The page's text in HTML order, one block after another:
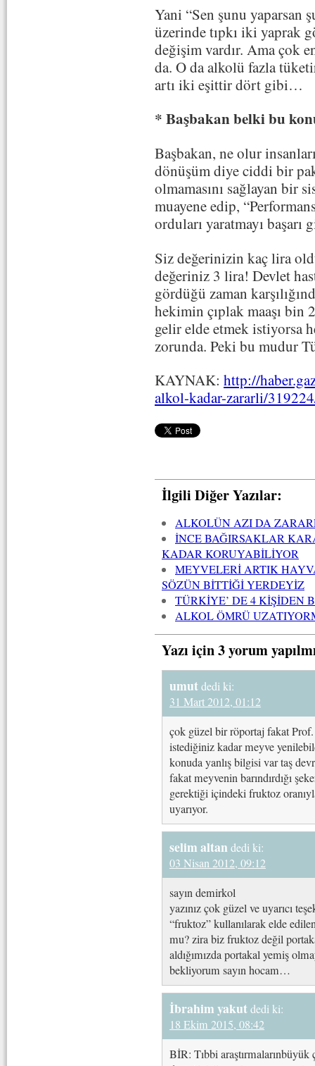
Yani “Sen şunu yaparsan
üzerinde tıpkı iki yaprak
değişim vardır. Ama çok
da. O da alkolü fazla
artı iki eşittir dört gibi…
* Başbakan belki bu
Başbakan, ne olur
dönüşüm diye ciddi bir
olmamasını sağlayan bir
muayene edip,
orduları yaratmayı başarı
Siz değerinizin kaç lira
değeriniz 3 lira! Devlet
gördüğü zaman
hekimin çıplak maaşı
gelir elde etmek istiyorsa
zorunda. Peki bu mudur
KAYNAK: http://
alkol-kadar-zararli/
İlgili Diğer Yazılar:
ALKOLÜN AZI DA
İNCE BAĞIRSAKLAR
KADAR KORUYABİLİYOR
MEYVELERİ ARTIK
SÖZÜN BİTTİĞİ YERDEYİZ
TÜRKİYE’ DE 4 KİŞİDEN
ALKOL ÖMRÜ
Yazı için 3 yorum
umutdedi ki:
31 Mart 2012, 01:12
çok güzel bir röportaj fakat
istediğiniz kadar meyve
konuda yanlış bilgisi var taş
fakat meyvenin barındırdığı
gerektiği içindeki fruktoz
uyarıyor.
selim altandedi ki:
03 Nisan 2012, 09:12
sayın demirkol
yazınız çok güzel ve uyarıcı
“fruktoz” kullanılarak elde
mu? zira biz fruktoz değil
aldığımızda portakal yemiş
bekliyorum sayın hocam…
İbrahim yakutdedi ki:
18 Ekim 2015, 08:42
BİR: Tıbbi